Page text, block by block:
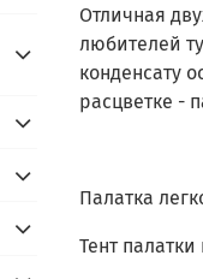
Отличная
любителей
конденсату
расцветке -
Палатка
Тент